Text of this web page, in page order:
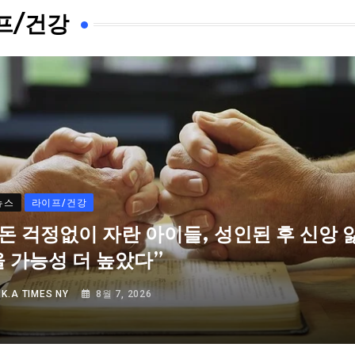
/건강
스 라이프/건강
걱정없이 자란 아이들, 성인된 후 신앙
가능성 더 높았다”
K.A TIMES NY 8월 7, 2026